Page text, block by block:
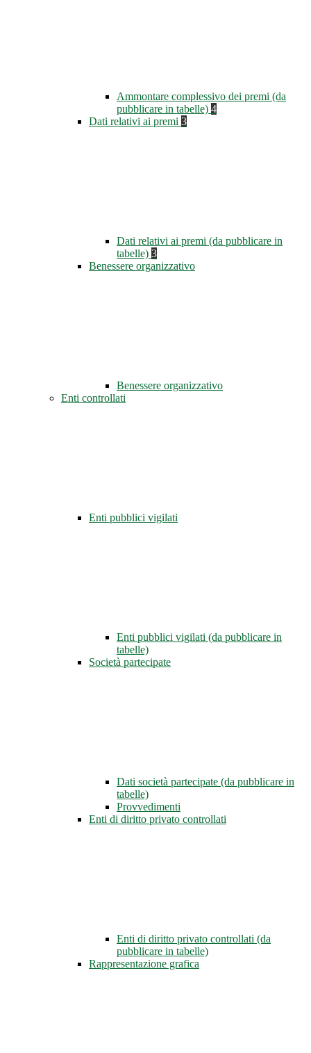
Ammontare complessivo dei premi (da
pubblicare in tabelle) 4
Dati relativi ai premi 3
Dati relativi ai premi (da pubblicare in
tabelle) 3
Benessere organizzativo
Benessere organizzativo
Enti controllati
Enti pubblici vigilati
Enti pubblici vigilati (da pubblicare in
tabelle)
Società partecipate
Dati società partecipate (da pubblicare in
tabelle)
Provvedimenti
Enti di diritto privato controllati
Enti di diritto privato controllati (da
pubblicare in tabelle)
Rappresentazione grafica